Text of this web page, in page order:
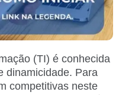
(TI) é conhecida
dinamicidade. Para
competitivas neste